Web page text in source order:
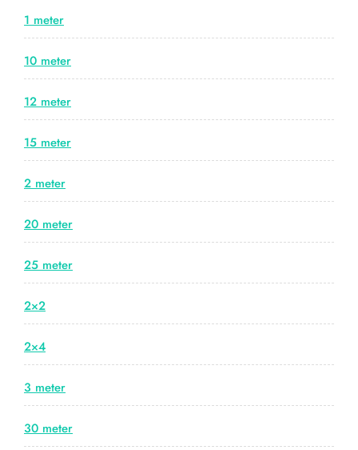
1 meter
10 meter
12 meter
15 meter
2 meter
20 meter
25 meter
2×2
2×4
3 meter
30 meter